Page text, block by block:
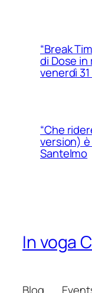
“Break
di Dose in
venerdì
“Che
version)
Santelmo
In voga